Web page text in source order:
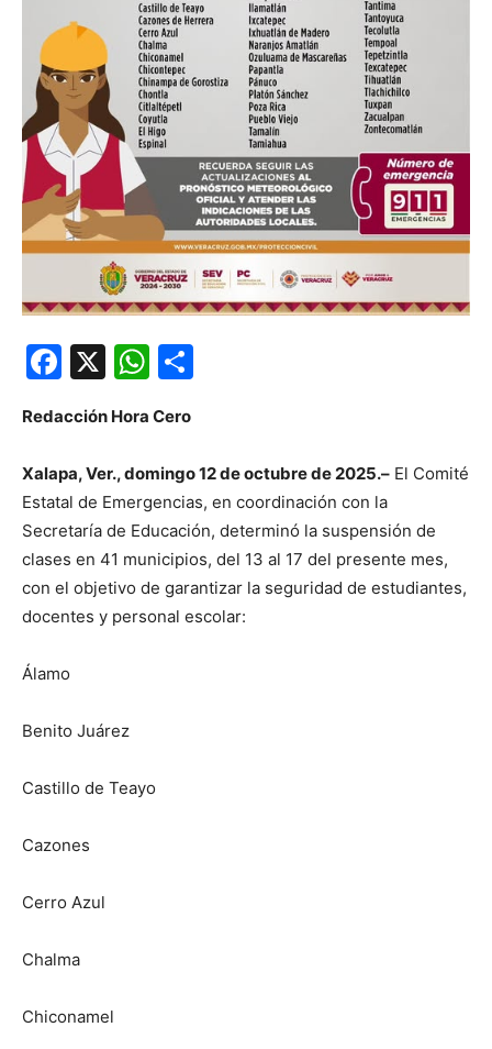
Facebook
X WhatsApp
Redacción Hora Cero
Xalapa, Ver., domingo 12 de octubre de 2025.– El Comité
Estatal de Emergencias, en coordinación con la
Secretaría de Educación, determinó la suspensión de
clases en 41 municipios, del 13 al 17 del presente mes,
con el objetivo de garantizar la seguridad de estudiantes,
docentes y personal escolar:
Álamo
Benito Juárez
Castillo de Teayo
Cazones
Cerro Azul
Chalma
Chiconamel